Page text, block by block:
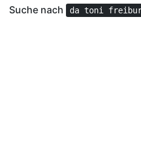
Suche nach da toni